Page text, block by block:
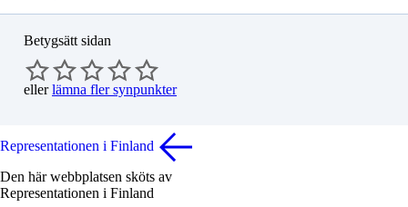
Betygsätt sidan
ellerlämna fler synpunkter
Representationen i Finland
Den här webbplatsen sköts av
Representationen i Finland